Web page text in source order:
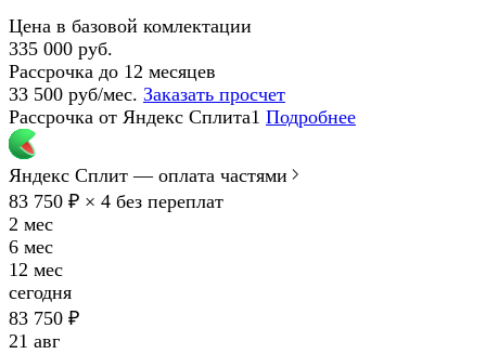
Цена в базовой комлектации
335 000 руб.
Рассрочка до 12 месяцев
33 500 руб/мес. Заказать просчет
Рассрочка от Яндекс Сплита1 Подробнее
Яндекс Сплит — оплата частями
83 750 ₽ × 4 без переплат
2 мес
6 мес
12 мес
сегодня
83 750 ₽
21 авг